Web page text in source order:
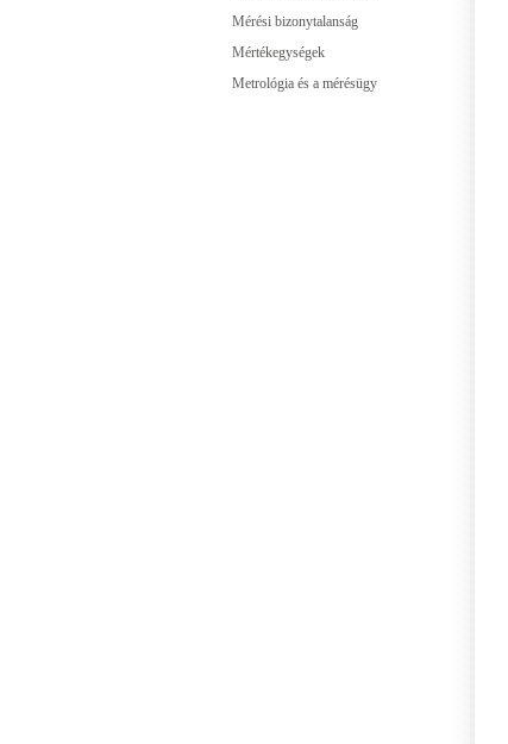
Mérési bizonytalanság
Mértékegységek
Metrológia és a mérésügy